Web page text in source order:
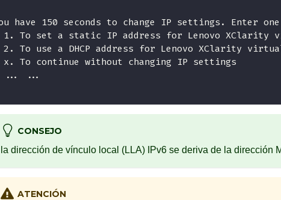
have 150 seconds to change IP settings. Enter
1. To set a static IP address for Lenovo XClarity
2. To use a DHCP address for Lenovo XClarity
x. To continue without changing IP settings
... ...
CONSEJO
la dirección de vínculo local (LLA) IPv6 se deriva de la dirección
ATENCIÓN